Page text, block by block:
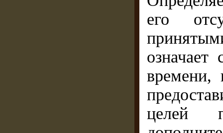
его
означает
времени,
целей